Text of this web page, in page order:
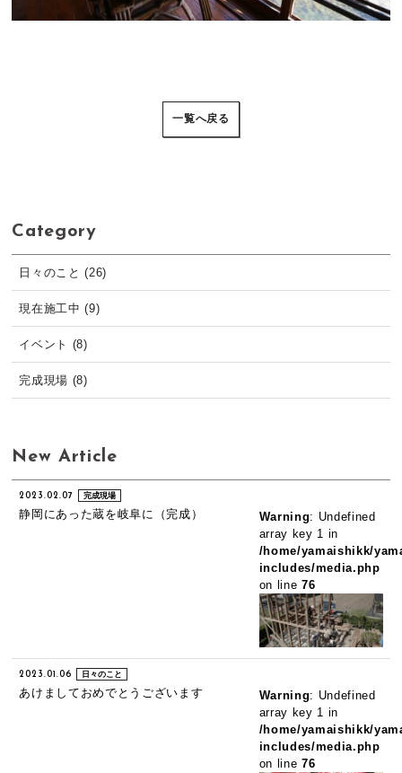
一覧へ戻る
Category
日々のこと (26)
現在施工中 (9)
イベント (8)
完成現場 (8)
New Article
Warning: Undefined
array key 1 in
/home/yamaishikk/
includes/media.php
on line76
2023.02.07 完成現場
静岡にあった蔵を岐阜に（完成）
Warning: Undefined
array key 1 in
/home/yamaishikk/
includes/media.php
on line76
2023.01.06 日々のこと
あけましておめでとうございます